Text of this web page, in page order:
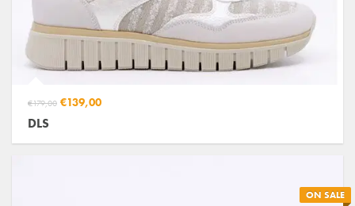
€179,00 €139,00
DLS
ON SALE